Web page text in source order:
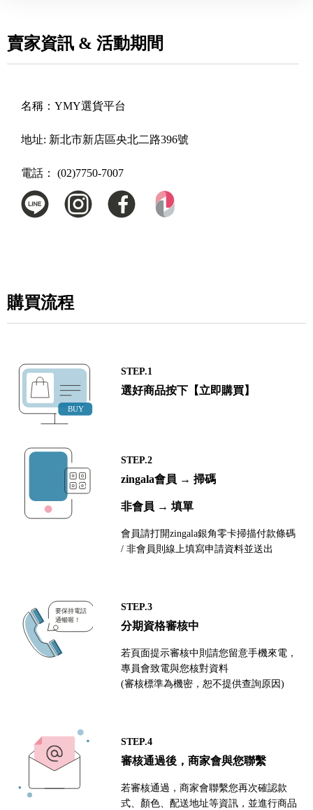
賣家資訊 & 活動期間
名稱： YMY選貨平台
地址: 新北市新店區央北二路396號
電話： (02)7750-7007
購買流程
STEP.1
選好商品按下【立即購買】
STEP.2
zingala會員 → 掃碼
非會員 → 填單
會員請打開zingala銀角零卡掃描付款條碼
/ 非會員則線上填寫申請資料並送出
STEP.3
分期資格審核中
若頁面提示審核中則請您留意手機來電，
專員會致電與您核對資料
(審核標準為機密，恕不提供查詢原因)
STEP.4
審核通過後，商家會與您聯繫
若審核通過，商家會聯繫您再次確認款
式、顏色、配送地址等資訊，並進行商品